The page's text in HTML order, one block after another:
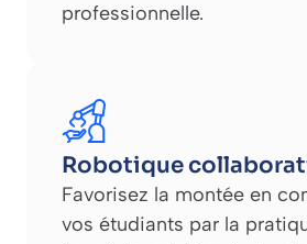
professionnelle.
Robotique
Favorisez la montée en
vos étudiants par la